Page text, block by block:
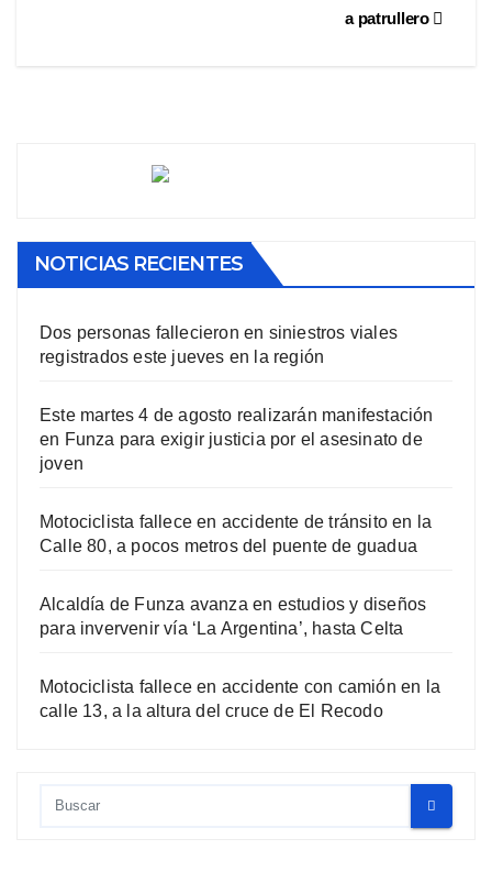
a patrullero
NOTICIAS RECIENTES
Dos personas fallecieron en siniestros viales
registrados este jueves en la región
Este martes 4 de agosto realizarán manifestación
en Funza para exigir justicia por el asesinato de
joven
Motociclista fallece en accidente de tránsito en la
Calle 80, a pocos metros del puente de guadua
Alcaldía de Funza avanza en estudios y diseños
para invervenir vía ‘La Argentina’, hasta Celta
Motociclista fallece en accidente con camión en la
calle 13, a la altura del cruce de El Recodo